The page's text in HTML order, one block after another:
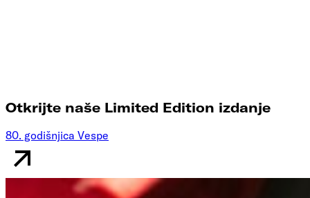
Otkrijte naše Limited Edition izdanje
80. godišnjica Vespe